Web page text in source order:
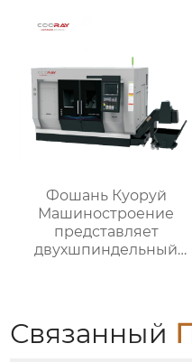
Фошань Куоруй
Машиностроение
представляет
двухшпиндельный
скачок в области
высокоточной
Связанный